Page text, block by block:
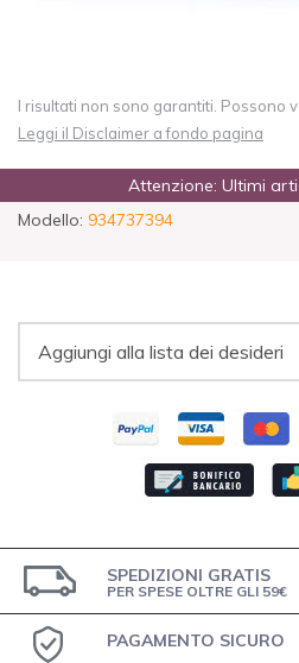
I risultati non sono garantiti. Possono
Leggi il Disclaimer a fondo pagina
Attenzione: Ultimi
Modello: 934737394
Aggiungi alla lista dei desideri
SPEDIZIONI GRATIS
PER SPESE OLTRE GLI 59€
PAGAMENTO SICURO